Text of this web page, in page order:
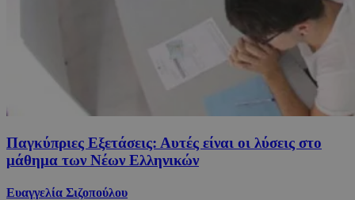
Παγκύπριες Εξετάσεις: Αυτές είναι οι λύσεις στο
μάθημα των Νέων Ελληνικών
Ευαγγελία Σιζοπούλου